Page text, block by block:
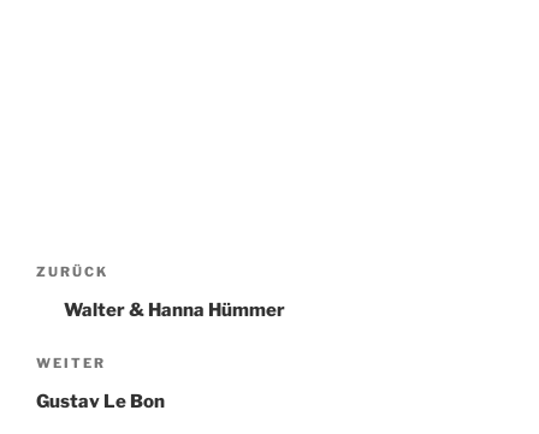
Beitragsnavigation
Vorheriger
Beitrag
ZURÜCK
Walter & Hanna Hümmer
Nächster
Beitrag
WEITER
Gustav Le Bon